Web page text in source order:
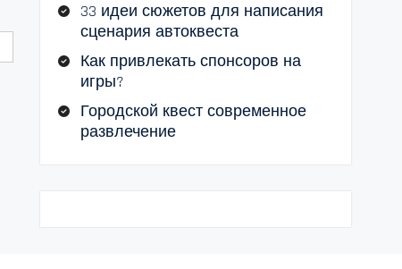
33 идеи сюжетов для написания
сценария автоквеста
Как привлекать спонсоров на
игры?
Городской квест современное
развлечение